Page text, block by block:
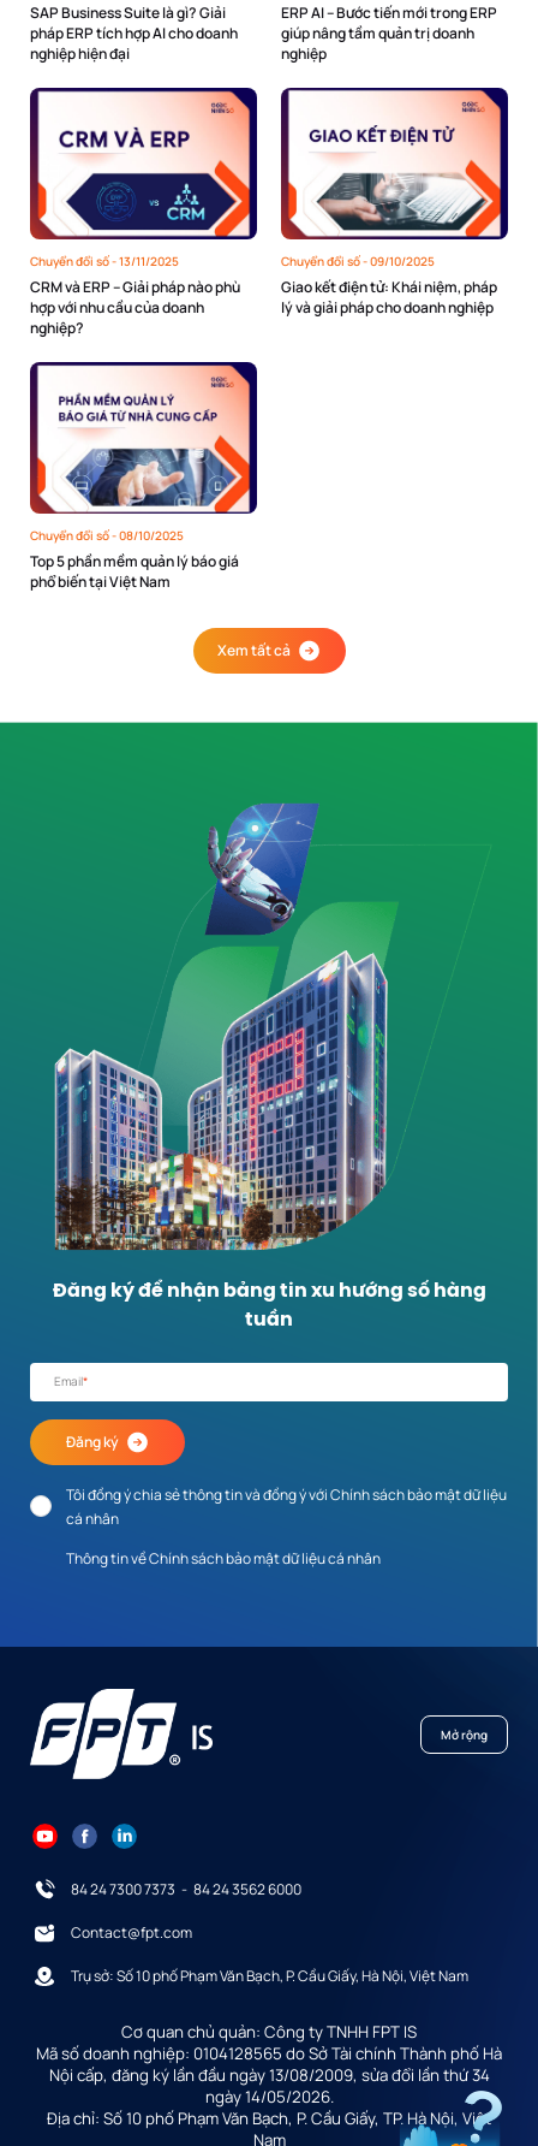
SAP Business Suite là gì? Giải
pháp ERP tích hợp AI cho doanh
nghiệp hiện đại
ERP AI – Bước tiến mới trong ERP
giúp nâng tầm quản trị doanh
nghiệp
Chuyển đổi số -13/11/2025
CRM và ERP – Giải pháp nào phù
hợp với nhu cầu của doanh
nghiệp?
Chuyển đổi số -09/10/2025
Giao kết điện tử: Khái niệm, pháp
lý và giải pháp cho doanh nghiệp
Chuyển đổi số -08/10/2025
Top 5 phần mềm quản lý báo giá
phổ biến tại Việt Nam
Xem tất cả
Đăng ký để nhận bảng tin xu hướng số hàng
tuần
Email*
Đăng ký
Tôi đồng ý chia sẻ thông tin và đồng ý với Chính sách bảo mật dữ liệu
cá nhân
Thông tin về Chính sách bảo mật dữ liệu cá nhân
Mở rộng
84 24 7300 7373 - 84 24 3562 6000
Contact@fpt.com
Trụ sở: Số 10 phố Phạm Văn Bạch, P. Cầu Giấy, Hà Nội, Việt Nam
Cơ quan chủ quản: Công ty TNHH FPT IS
Mã số doanh nghiệp: 0104128565 do Sở Tài chính Thành phố Hà
Nội cấp, đăng ký lần đầu ngày 13/08/2009, sửa đổi lần thứ 34
ngày 14/05/2026.
Địa chỉ: Số 10 phố Phạm Văn Bạch, P. Cầu Giấy, TP. Hà Nội, Việt
Nam